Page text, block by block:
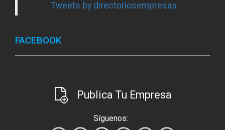
Tweets by directoriosempresas
FACEBOOK
Publica Tu Empresa
Síguenos: